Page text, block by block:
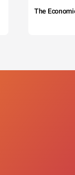
The